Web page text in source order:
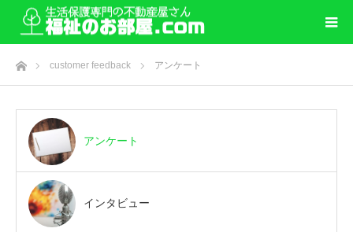
ホームcustomer feedback アンケート
アンケート
インタビュー